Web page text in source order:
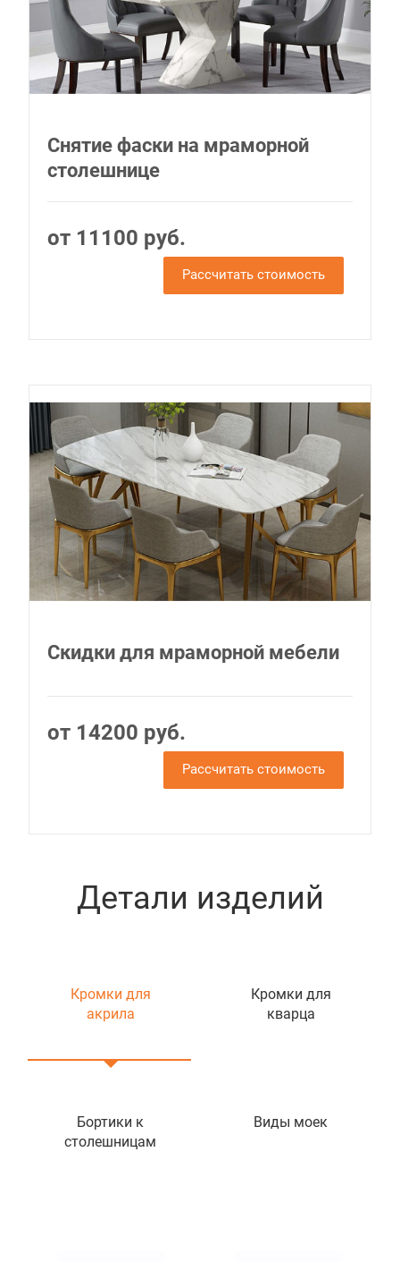
Снятие фаски на мраморной
столешнице
от 11100 руб.
Рассчитать стоимость
Скидки для мраморной мебели
от 14200 руб.
Рассчитать стоимость
Детали изделий
Кромки для
акрила
Кромки для
кварца
Бортики к
столешницам
Виды моек